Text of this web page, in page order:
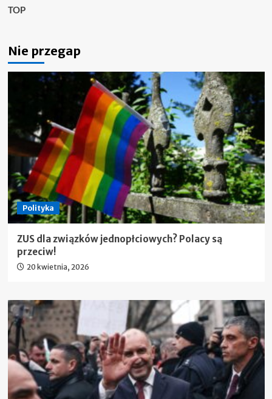
TOP
Nie przegap
Polityka
ZUS dla związków jednopłciowych? Polacy są
przeciw!
20 kwietnia, 2026